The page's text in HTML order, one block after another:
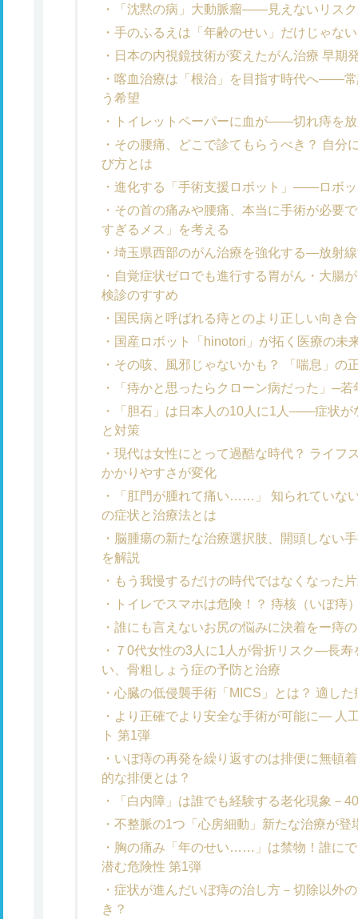
「沈黙の病」大動脈瘤――見えないリス
手のふるえは「年齢のせい」だけじゃな
日本の内視鏡技術が変えたがん治療 早期
喀血治療は「根治」を目指す時代へ――
う希望
トイレットペーパーに血が――切れ痔を
その腰痛、どこで診てもらうべき？ 自分
び方とは
進化する「手術支援ロボット」――ロボ
その首の痛みや腰痛、本当に手術が必要
すぎるメス」を考える
埼玉県西部のがん治療を強化する―放射
自覚症状ゼロでも進行する胃がん・大腸
検診のすすめ
国民病と呼ばれる痔とのより正しい向き
国産ロボット「hinotori」が拓く医療の
その咳、風邪じゃないかも？ 「喘息」の
「痔かと思ったらクローン病だった」─
「胆石」は日本人の10人に1人――症状が
と対策
現代は女性にとって過酷な時代？ ライフ
かかりやすさが変化
「肛門が腫れて痛い……」 知られていな
の症状と治療法とは
脳腫瘍の新たな治療選択肢、開頭しない
を解説
もう我慢するだけの時代ではなくなった
トイレでスマホは危険！？ 痔核（いぼ痔
誰にも言えないお尻の悩みに決着をー痔
７0代女性の3人に1人が骨折リスク―長
い、骨粗しょう症の予防と治療
心臓の低侵襲手術「MICS」とは？ 適し
より正確でより安全な手術が可能に― 人
ト 第1弾
いぼ痔の再発を繰り返すのは排便に無頓
的な排便とは？
「白内障」は誰でも経験する老化現象－
不整脈の1つ「心房細動」新たな治療が
胸の痛み「年のせい……」は禁物！誰に
潜む危険性 第1弾
症状が進んだいぼ痔の治し方－切除以外
き？